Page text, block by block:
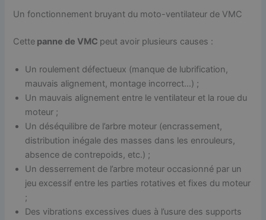
Un fonctionnement bruyant du moto-ventilateur de VMC
Cette panne de VMC peut avoir plusieurs causes :
Un roulement défectueux (manque de lubrification,
mauvais alignement, montage incorrect…) ;
Un mauvais alignement entre le ventilateur et la roue du
moteur ;
Un déséquilibre de l’arbre moteur (encrassement,
distribution inégale des masses dans les enrouleurs,
absence de contrepoids, etc.) ;
Un desserrement de l’arbre moteur occasionné par un
jeu excessif entre les parties rotatives et fixes du moteur
;
Des vibrations excessives dues à l’usure des supports